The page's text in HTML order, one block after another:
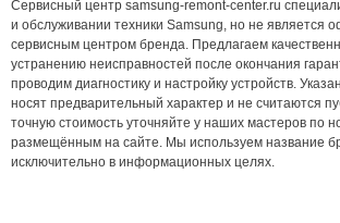
Сервисный центр samsung-remont-center.ru
и обслуживании техники Samsung, но не является
сервисным центром бренда. Предлагаем
устранению неисправностей после окончания
проводим диагностику и настройку устройств.
носят предварительный характер и не считаются
точную стоимость уточняйте у наших мастеров по
размещённым на сайте. Мы используем название
исключительно в информационных целях.